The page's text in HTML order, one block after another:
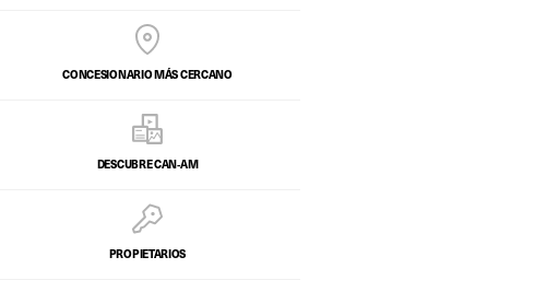
CONCESIONARIO MÁS CERCANO
DESCUBRE CAN‑AM
PROPIETARIOS